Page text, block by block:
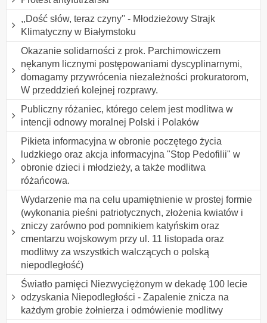
,,Dość słów, teraz czyny'' - Młodzieżowy Strajk
Klimatyczny w Białymstoku
Okazanie solidarności z prok. Parchimowiczem
nękanym licznymi postępowaniami dyscyplinarnymi,
domagamy przywrócenia niezależności prokuratorom,
W przeddzień kolejnej rozprawy.
Publiczny różaniec, którego celem jest modlitwa w
intencji odnowy moralnej Polski i Polaków
Pikieta informacyjna w obronie poczętego życia
ludzkiego oraz akcja informacyjna "Stop Pedofilii" w
obronie dzieci i młodzieży, a także modlitwa
różańcowa.
Wydarzenie ma na celu upamiętnienie w prostej formie
(wykonania pieśni patriotycznych, złożenia kwiatów i
zniczy zarówno pod pomnikiem katyńskim oraz
cmentarzu wojskowym przy ul. 11 listopada oraz
modlitwy za wszystkich walczących o polską
niepodległość)
Światło pamięci Niezwyciężonym w dekadę 100 lecie
odzyskania Niepodległości - Zapalenie znicza na
każdym grobie żołnierza i odmówienie modlitwy